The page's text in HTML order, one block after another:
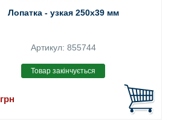
Лопатка - узкая 250x39 мм
Артикул: 855744
грн